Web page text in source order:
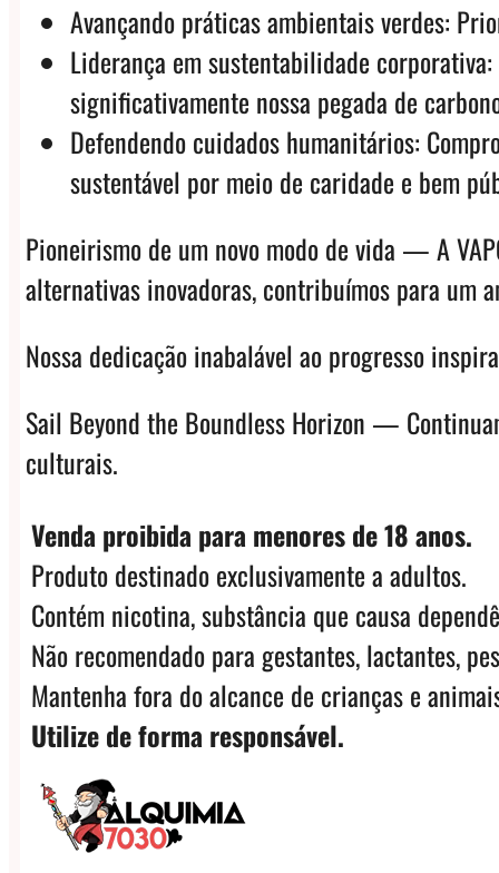
Avançando práticas ambientais verdes:
Liderança em sustentabilidade
significativamente nossa pegada de
Defendendo cuidados humanitários:
sustentável por meio de caridade e bem
Pioneirismo de um novo modo de vida — A
alternativas inovadoras, contribuímos para um
Nossa dedicação inabalável ao progresso
Sail Beyond the Boundless Horizon —
culturais.
Venda proibida para menores de 18 anos.
Produto destinado exclusivamente a adultos.
Contém nicotina, substância que causa
Não recomendado para gestantes, lactantes,
Mantenha fora do alcance de crianças e
Utilize de forma responsável.